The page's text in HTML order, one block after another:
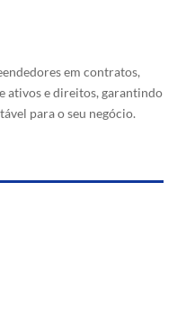
em contratos,
ativos e direitos, garantindo
para o seu negócio.
proteção de ativos
e crescimento
seu negócio.